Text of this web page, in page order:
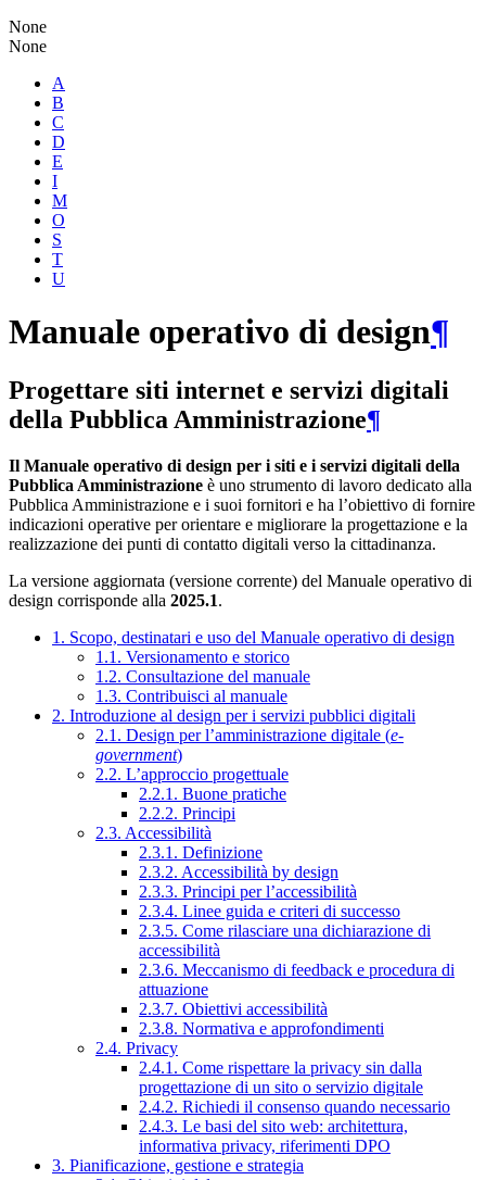
None
None
A
B
C
D
E
I
M
O
S
T
U
Manuale operativo di design¶
Progettare siti internet e servizi digitali
della Pubblica Amministrazione¶
Il Manuale operativo di design per i siti e i servizi digitali della
Pubblica Amministrazione è uno strumento di lavoro dedicato alla
Pubblica Amministrazione e i suoi fornitori e ha l’obiettivo di fornire
indicazioni operative per orientare e migliorare la progettazione e la
realizzazione dei punti di contatto digitali verso la cittadinanza.
La versione aggiornata (versione corrente) del Manuale operativo di
design corrisponde alla 2025.1.
1. Scopo, destinatari e uso del Manuale operativo di design
1.1. Versionamento e storico
1.2. Consultazione del manuale
1.3. Contribuisci al manuale
2. Introduzione al design per i servizi pubblici digitali
2.1. Design per l’amministrazione digitale (e-
government)
2.2. L’approccio progettuale
2.2.1. Buone pratiche
2.2.2. Principi
2.3. Accessibilità
2.3.1. Definizione
2.3.2. Accessibilità by design
2.3.3. Principi per l’accessibilità
2.3.4. Linee guida e criteri di successo
2.3.5. Come rilasciare una dichiarazione di
accessibilità
2.3.6. Meccanismo di feedback e procedura di
attuazione
2.3.7. Obiettivi accessibilità
2.3.8. Normativa e approfondimenti
2.4. Privacy
2.4.1. Come rispettare la privacy sin dalla
progettazione di un sito o servizio digitale
2.4.2. Richiedi il consenso quando necessario
2.4.3. Le basi del sito web: architettura,
informativa privacy, riferimenti DPO
3. Pianificazione, gestione e strategia